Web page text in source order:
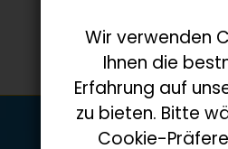
Wir verwenden
Ihnen die
Erfahrung auf
zu bieten. Bitte
Cookie-